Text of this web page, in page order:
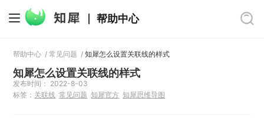
帮助中心
帮助中心 /常见问题 /知犀怎么设置关联线的样式
知犀怎么设置关联线的样式
发布时间： 2022-8-03
标签： 关联线 常见问题 知犀官方 知犀思维导图